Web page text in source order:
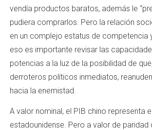
vendía productos baratos, además le
pudiera comprarlos. Pero la relación
en un complejo estatus de competencia
eso es importante revisar las
potencias a la luz de la posibilidad de
derroteros políticos inmediatos,
hacia la enemistad.
A valor nominal, el PIB chino representa
estadounidense. Pero a valor de paridad